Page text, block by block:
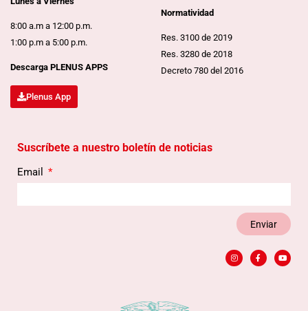
8:00 a.m a 12:00 p.m.
1:00 p.m a 5:00 p.m.
Descarga PLENUS APPS
Plenus App
Normatividad
Res. 3100 de 2019
Res. 3280 de 2018
Decreto 780 del 2016
Suscríbete a nuestro boletín de noticias
Email
Enviar